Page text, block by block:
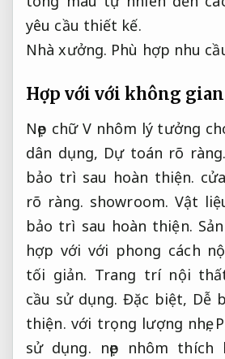
yêu cầu thiết kế.
Nhà xưởng. Phù hợp nhu
Hợp với với không gian
Nẹp chữ V nhôm lý tưởng
dân dụng, Dự toán rõ ràng.
bảo trì sau hoàn thiện.
rõ ràng. showroom. Vật
bảo trì sau hoàn thiện.
hợp với với phong cách
tối giản. Trang trí nội
cầu sử dụng. Đặc biệt, Dễ
thiện. với trọng lượng nhẹ,
sử dụng. nẹp nhôm